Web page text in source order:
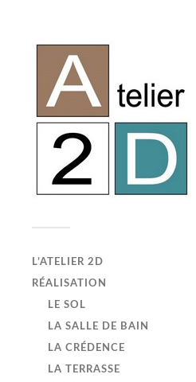
L’ATELIER 2D
RÉALISATION
LE SOL
LA SALLE DE BAIN
LA CRÉDENCE
LA TERRASSE